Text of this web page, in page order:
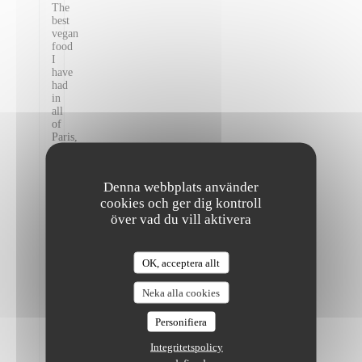
Denna webbplats använder
cookies och ger dig kontroll
över vad du vill aktivera
OK, acceptera allt
Neka alla cookies
Personifiera
Integritetspolicy
The
best
vegan
food
I
have
had
in
all
of
Paris,
absolutely
recommend
The Friendly Kitchen